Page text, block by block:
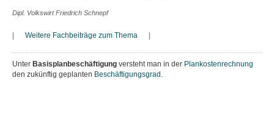
Dipl. Volkswirt Friedrich Schnepf
Weitere Fachbeiträge zum Thema
Unter Basisplanbeschäftigung versteht man in der Plankostenrechnung
den zukünftig geplanten Beschäftigungsgrad .